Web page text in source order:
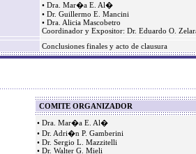
• Dra. Mar�a E. Al�
• Dr. Guillermo E. Mancini
• Dra. Alicia Mascobetro
Coordinador y Expositor: Dr. Eduardo O.
Conclusiones finales y acto de clausura
COMITE ORGANIZADOR
• Dra. Mar�a E. Al�
• Dr. Adri�n P. Gamberini
• Dr. Sergio L. Mazzitelli
• Dr. Walter G. Mieli